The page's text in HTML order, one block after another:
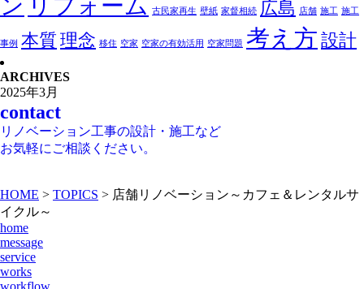
ン リフォーム 古民家再生 壁紙 家督相続 広島 店舗 施工 施工
事例 本質 理念 移住 空家 空家の有効活用 空家問題 考え方 設計
ARCHIVES
contact
リノベーション工事の設計・施工など
お気軽にご相談ください。
HOME > TOPICS > 店舗リノベーション～カフェ＆レンタルサ
イクル～
home
message
service
works
workflow